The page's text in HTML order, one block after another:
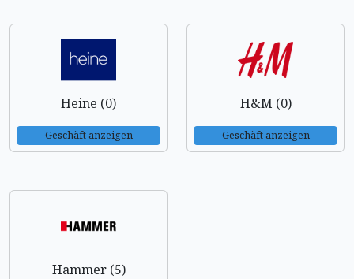
Heine (0)
Geschäft anzeigen
H&M (0)
Geschäft anzeigen
Hammer (5)